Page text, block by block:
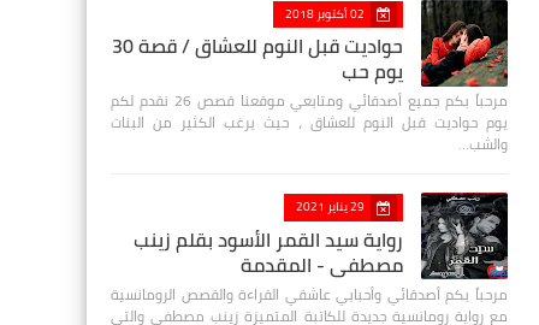
02 أكتوبر 2018
حواديت قبل النوم للعشاق / قصة 30
يوم حب
مرحباً بكم جميع أصدقائي ومتابعي موقعنا قصص 26 نقدم لكم
يوم حواديت قبل النوم للعشاق ، حيث يرغب الكثير من البنات
والشب…
29 يناير 2021
رواية سيد القمر الأسود بقلم زينب
مصطفي - المقدمة
مرحباً بكم أصدقائي وأحبابي عاشقي القراءة والقصص الرومانسية
مع رواية رومانسية جديدة للكاتبة المتميزة زينب مصطفى والتي